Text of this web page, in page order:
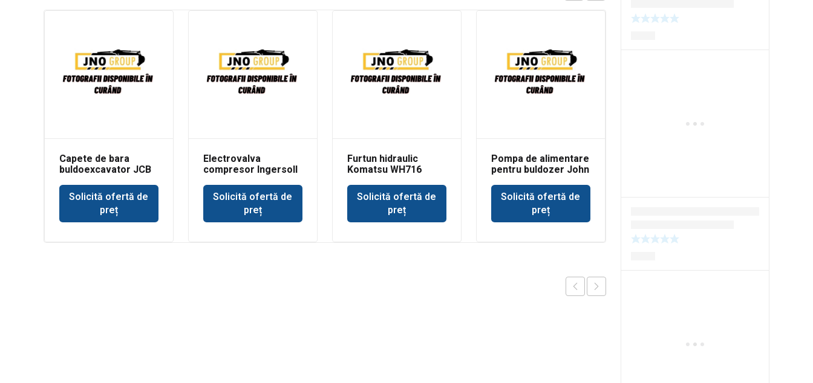
Capete de bara
buldoexcavator JCB
Solicită ofertă de
preț
Electrovalva
compresor Ingersoll
Solicită ofertă de
preț
Furtun hidraulic
Komatsu WH716
Solicită ofertă de
preț
Pompa de alimentare
pentru buldozer John
Solicită ofertă de
preț